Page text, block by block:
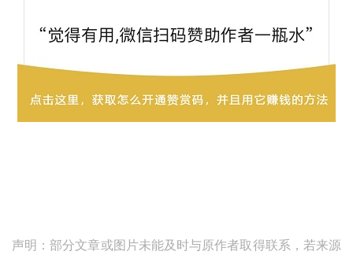
声明：部分文章或图片未能及时与原作者取得联系，若来源